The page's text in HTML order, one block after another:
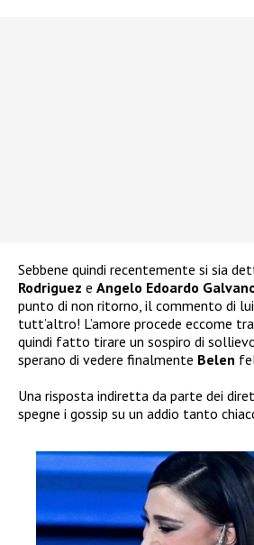
Sebbene quindi recentemente si sia
Rodriguez e Angelo Edoardo
punto di non ritorno, il commento di
tutt’altro! L’amore procede eccome
quindi fatto tirare un sospiro di
sperano di vedere finalmente Belen
Una risposta indiretta da parte dei
spegne i gossip su un addio tanto